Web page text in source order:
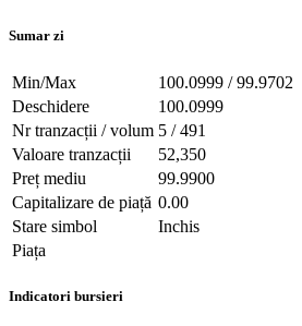
Sumar zi
Min/Max
100.0999 / 99.9702
Deschidere
100.0999
Nr tranzacții / volum 5 / 491
Valoare tranzacții
52,350
Preț mediu
99.9900
Capitalizare de piață 0.00
Stare simbol
Inchis
Piața
Indicatori bursieri